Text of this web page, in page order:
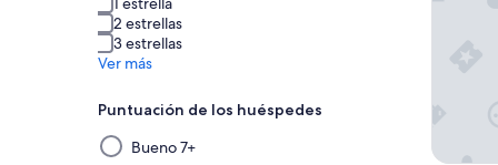
2 estrellas
3 estrellas
Ver más
Puntuación de los huéspedes
Al
Bueno 7+